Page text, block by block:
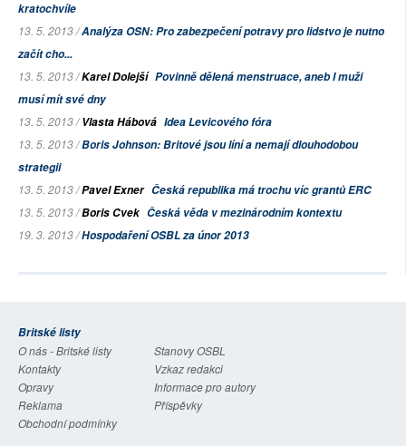
kratochvíle
13. 5. 2013 /Analýza OSN: Pro zabezpečení potravy pro lidstvo je nutno
začít cho...
13. 5. 2013 /Karel Dolejší Povinně dělená menstruace, aneb I muži
musí mít své dny
13. 5. 2013 /Vlasta Hábová Idea Levicového fóra
13. 5. 2013 /Boris Johnson: Britové jsou líní a nemají dlouhodobou
strategii
13. 5. 2013 /Pavel Exner Česká republika má trochu víc grantů ERC
13. 5. 2013 /Boris Cvek Česká věda v mezinárodním kontextu
19. 3. 2013 /Hospodaření OSBL za únor 2013
Britské listy
O nás - Britské listy
Stanovy OSBL
Kontakty
Vzkaz redakci
Opravy
Informace pro autory
Reklama
Příspěvky
Obchodní podmínky